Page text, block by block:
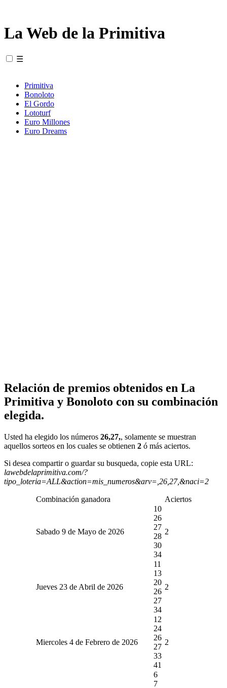
La Web de la Primitiva
☰
Primitiva
Bonoloto
El Gordo
Lototurf
Euro Millones
Euro Dreams
Relación de premios obtenidos en La
Primitiva y Bonoloto con su combinación
elegida.
Usted ha elegido los números 26,27,, solamente se muestran
aquellos sorteos en los cuales se obtienen 2 ó más aciertos.
Si desea compartir o guardar su busqueda, copie esta URL:
lawebdelaprimitiva.com/?
tipo_loteria=ALL&action=mis_numeros&arv=,26,27,&naci=2
Combinación ganadora Aciertos
Sabado 9 de Mayo de 2026
10
26
27
28
30
34
2
Jueves 23 de Abril de 2026
11
13
20
26
27
34
2
Miercoles 4 de Febrero de 2026
12
24
26
27
33
41
2
6
7